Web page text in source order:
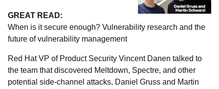
GREAT READ:
When is it secure enough? Vulnerability research and the
future of vulnerability management
Red Hat VP of Product Security Vincent Danen talked to
the team that discovered Meltdown, Spectre, and other
potential side-channel attacks, Daniel Gruss and Martin